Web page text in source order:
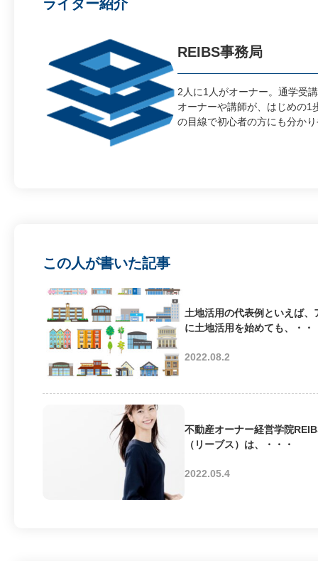
ライター紹介
REIBS事務局
2人に1人がオーナー。通学受
オーナーや講師が、はじめの1
の目線で初心者の方にも分か
この人が書いた記事
土地活用の代表例といえば
に土地活用を始めても、・・
2022.08.2
不動産オーナー経営学院
（リーブス）は、・・・
2022.05.4